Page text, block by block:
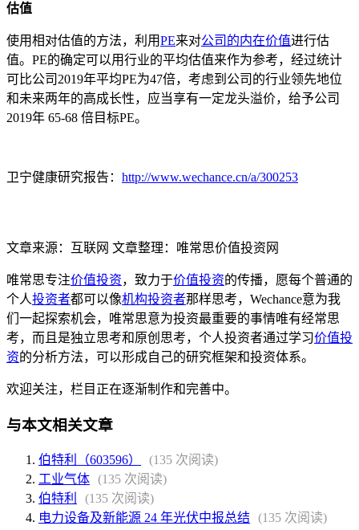
估值
使用相对估值的方法，利用PE来对公司的内在价值进行估
值。PE的确定可以用行业的平均估值来作为参考，经过统计
可比公司2019年平均PE为47倍，考虑到公司的行业领先地位
和未来两年的高成长性，应当享有一定龙头溢价，给予公司
2019年 65-68 倍目标PE。
卫宁健康研究报告： http://www.wechance.cn/a/300253
文章来源：互联网 文章整理：唯常思价值投资网
唯常思专注价值投资，致力于价值投资的传播，愿每个普通的
个人投资者都可以像机构投资者那样思考，Wechance意为我
们一起探索机会，唯常思意为投资最重要的事情唯有经常思
考，而且是独立思考和原创思考，个人投资者通过学习价值投
资的分析方法，可以形成自己的研究框架和投资体系。
欢迎关注，栏目正在逐渐制作和完善中。
与本文相关文章
伯特利（603596）
(135 次阅读)
工业气体 (135 次阅读)
伯特利
(135 次阅读)
电力设备及新能源 24 年光伏中报总结
(135 次阅读)